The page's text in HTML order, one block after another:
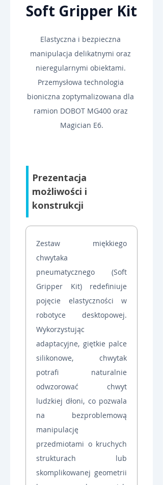
Soft Gripper Kit
Elastyczna i bezpieczna
manipulacja delikatnymi oraz
nieregularnymi obiektami.
Przemysłowa technologia
bioniczna zoptymalizowana dla
ramion DOBOT MG400 oraz
Magician E6.
Prezentacja
możliwości i
konstrukcji
Zestaw miękkiego
chwytaka
pneumatycznego (Soft
Gripper Kit) redefiniuje
pojęcie elastyczności w
robotyce desktopowej.
Wykorzystując
adaptacyjne, giętkie palce
silikonowe, chwytak
potrafi naturalnie
odwzorować chwyt
ludzkiej dłoni, co pozwala
na bezproblemową
manipulację
przedmiotami o kruchych
strukturach lub
skomplikowanej geometrii